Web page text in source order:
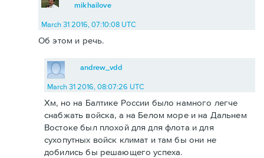
mikhailove
March 31 2016, 07:10:08 UTC
Об этом и речь.
andrew_vdd
March 31 2016, 08:07:26 UTC
Хм, но на Балтике России было намного легче
снабжать войска, а на Белом море и на Дальнем
Востоке был плохой для для флота и для
сухопутных войск климат и там бы они не
добились бы решающего успеха.